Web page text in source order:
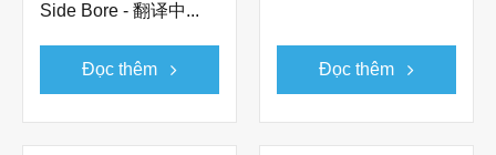
Side Bore - 翻译中...
Đọc thêm Đọc thêm